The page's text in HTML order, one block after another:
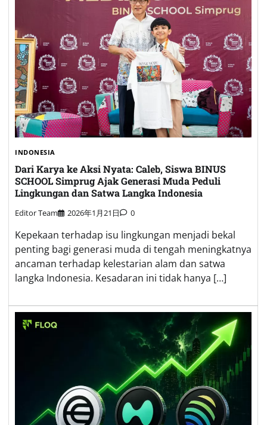
INDONESIA
Dari Karya ke Aksi Nyata: Caleb, Siswa BINUS
SCHOOL Simprug Ajak Generasi Muda Peduli
Lingkungan dan Satwa Langka Indonesia
Editor Team 2026年1月21日 0
Kepekaan terhadap isu lingkungan menjadi bekal
penting bagi generasi muda di tengah meningkatnya
ancaman terhadap kelestarian alam dan satwa
langka Indonesia. Kesadaran ini tidak hanya […]